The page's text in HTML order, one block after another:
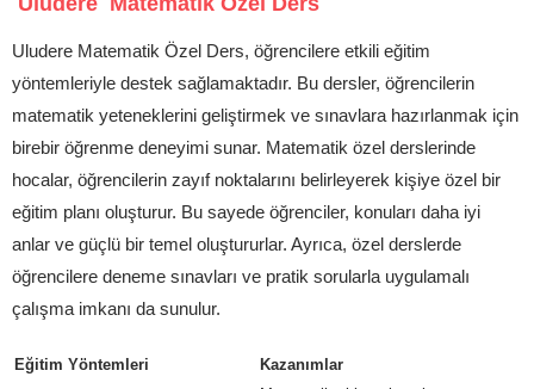
Uludere Matematik Özel Ders, öğrencilere etkili eğitim
yöntemleriyle destek sağlamaktadır. Bu dersler, öğrencilerin
matematik yeteneklerini geliştirmek ve sınavlara hazırlanmak için
birebir öğrenme deneyimi sunar. Matematik özel derslerinde
hocalar, öğrencilerin zayıf noktalarını belirleyerek kişiye özel bir
eğitim planı oluşturur. Bu sayede öğrenciler, konuları daha iyi
anlar ve güçlü bir temel oluştururlar. Ayrıca, özel derslerde
öğrencilere deneme sınavları ve pratik sorularla uygulamalı
çalışma imkanı da sunulur.
Eğitim Yöntemleri
Kazanımlar